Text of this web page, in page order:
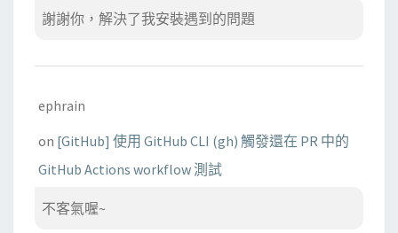
謝謝你，解決了我安裝遇到的問題
ephrain
on [GitHub] 使用 GitHub CLI (gh) 觸發還在 PR 中的
GitHub Actions workflow 測試
不客氣喔~